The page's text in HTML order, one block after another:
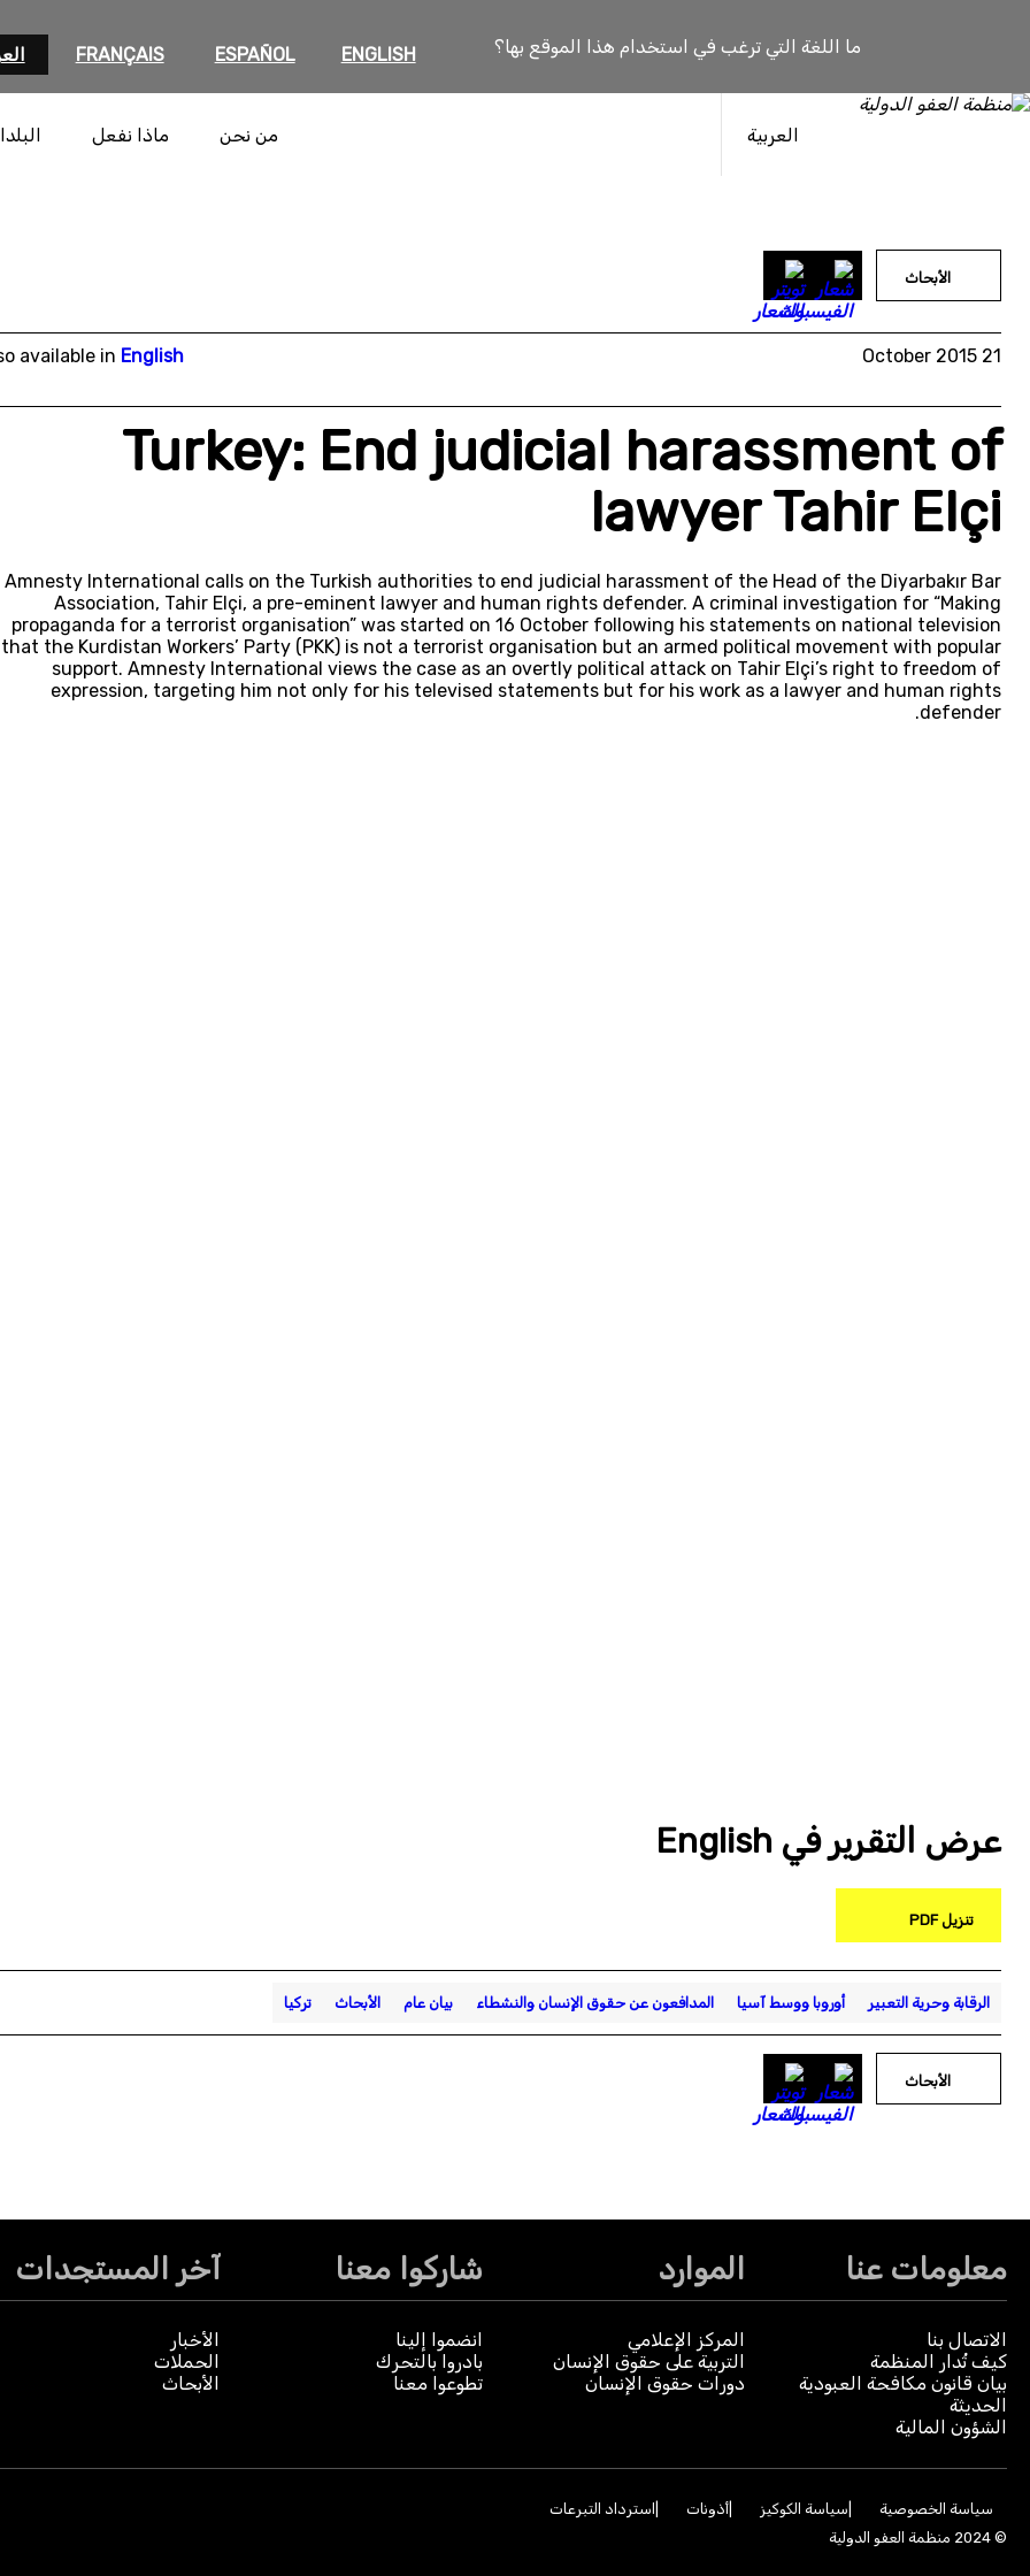
ما اللغة التي ترغب في استخدام هذا الموقع بها؟ ENGLISH
ESPAÑOL
FRANÇAIS
العربية من نحن ماذا نفعل
الأبحاث
21 October 2015
available in English
Turkey: End judicial harassment of
lawyer Tahir Elçi
Amnesty International calls on the Turkish authorities to end judicial harassment of the Head of the Diyarbakır Bar
Association, Tahir Elçi, a pre-eminent lawyer and human rights defender. A criminal investigation for “Making
propaganda for a terrorist organisation” was started on 16 October following his statements on national television
that the Kurdistan Workers’ Party (PKK) is not a terrorist organisation but an armed political movement with popular
support. Amnesty International views the case as an overtly political attack on Tahir Elçi’s right to freedom of
expression, targeting him not only for his televised statements but for his work as a lawyer and human rights
defender.
عرض التقرير في English
تنزيل PDF
الرقابة وحرية التعبير أوروبا ووسط آسيا المدافعون عن حقوق الإنسان والنشطاء بيان عام الأبحاث تركيا
الأبحاث
معلومات عنا
الاتصال بنا
كيف تُدار المنظمة
بيان قانون مكافحة العبودية
الحديثة
الشؤون المالية
الموارد
المركز الإعلامي
التربية على حقوق الإنسان
دورات حقوق الإنسان
شاركوا معنا
انضموا إلينا
بادروا بالتحرك
تطوعوا معنا
آخر المستجدات
الأخبار
الحملات
الأبحاث
سياسة الخصوصية سياسة الكوكيز أذونات
استرداد التبرعات
© 2024 منظمة العفو الدولية